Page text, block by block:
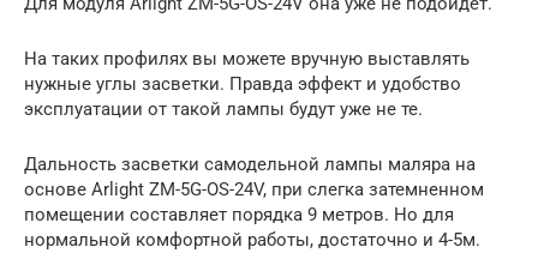
На таких профилях вы можете вручную выставлять
нужные углы засветки. Правда эффект и удобство
эксплуатации от такой лампы будут уже не те.
Дальность засветки самодельной лампы маляра на
основе Arlight ZM-5G-OS-24V, при слегка затемненном
помещении составляет порядка 9 метров. Но для
нормальной комфортной работы, достаточно и 4-5м.